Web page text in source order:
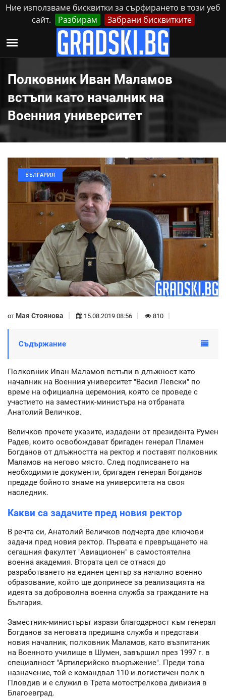
Ние използваме бисквитки за сърфирането в този уеб
сайт.
Разбирам Забрани бисквитките
Събота, 8 Август, 2026 Реклама Контакти
Полковник Иван Маламов
встъпи като началник на
Военния университет
БЪЛГАРИЯ
от Мая Стоянова 15.08.2019 08:56 810
Съдържание
Полковник Иван Маламов встъпи в длъжност като
началник на Военния университет "Васил Левски" по
време на официална церемония, която се проведе с
участието на заместник-министъра на отбраната
Анатолий Величков.
Величков прочете указите, издадени от президента Румен
Радев, които освобождават бригаден генерал Пламен
Богданов от длъжността на ректор и поставят полковник
Маламов на негово място. След подписването на
необходимите документи, бригаден генерал Богданов
предаде бойното знаме на университета на своя
наследник.
Какви са задачите пред новия ректор
В речта си, Анатолий Величков подчерта две ключови
задачи пред новия ректор. Първата е превръщането на
сегашния факултет "Авиационен" в самостоятелна
военна академия. Втората цел се отнася до
разработването на единен център за начално военно
образование, който ще допринесе за реализацията на
идеята за доброволна военна служба за гражданите на
България.
Заместник-министърът изрази благодарност към генерал
Богданов за неговата предишна служба и представи
новия началник, полковник Маламов, като възпитаник
на Военното училище в Шумен, завършил през 1997 г. в
специалност "Артилерийско въоръжение". Преди това
назначение, той е командвал 110-и логистичен полк в
Пловдив и е служил в Трета мотострелкова дивизия в
Благоевград.